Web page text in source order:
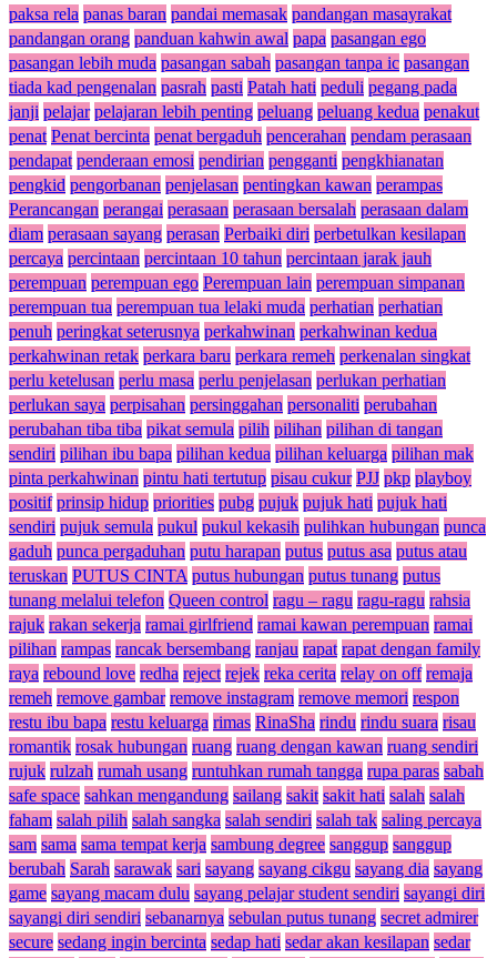
paksa rela panas baran pandai memasak pandangan masayrakat
pandangan orang panduan kahwin awal papa pasangan ego
pasangan lebih muda pasangan sabah pasangan tanpa ic pasangan
tiada kad pengenalan pasrah pasti Patah hati peduli pegang pada
janji pelajar pelajaran lebih penting peluang peluang kedua penakut
penat Penat bercinta penat bergaduh pencerahan pendam perasaan
pendapat penderaan emosi pendirian pengganti pengkhianatan
pengkid pengorbanan penjelasan pentingkan kawan perampas
Perancangan perangai perasaan perasaan bersalah perasaan dalam
diam perasaan sayang perasan Perbaiki diri perbetulkan kesilapan
percaya percintaan percintaan 10 tahun percintaan jarak jauh
perempuan perempuan ego Perempuan lain perempuan simpanan
perempuan tua perempuan tua lelaki muda perhatian perhatian
penuh peringkat seterusnya perkahwinan perkahwinan kedua
perkahwinan retak perkara baru perkara remeh perkenalan singkat
perlu ketelusan perlu masa perlu penjelasan perlukan perhatian
perlukan saya perpisahan persinggahan personaliti perubahan
perubahan tiba tiba pikat semula pilih pilihan pilihan di tangan
sendiri pilihan ibu bapa pilihan kedua pilihan keluarga pilihan mak
pinta perkahwinan pintu hati tertutup pisau cukur PJJ pkp playboy
positif prinsip hidup priorities pubg pujuk pujuk hati pujuk hati
sendiri pujuk semula pukul pukul kekasih pulihkan hubungan punca
gaduh punca pergaduhan putu harapan putus putus asa putus atau
teruskan PUTUS CINTA putus hubungan putus tunang putus
tunang melalui telefon Queen control ragu – ragu ragu-ragu rahsia
rajuk rakan sekerja ramai girlfriend ramai kawan perempuan ramai
pilihan rampas rancak bersembang ranjau rapat rapat dengan family
raya rebound love redha reject rejek reka cerita relay on off remaja
remeh remove gambar remove instagram remove memori respon
restu ibu bapa restu keluarga rimas RinaSha rindu rindu suara risau
romantik rosak hubungan ruang ruang dengan kawan ruang sendiri
rujuk rulzah rumah usang runtuhkan rumah tangga rupa paras sabah
safe space sahkan mengandung sailang sakit sakit hati salah salah
faham salah pilih salah sangka salah sendiri salah tak saling percaya
sam sama sama tempat kerja sambung degree sanggup sanggup
berubah Sarah sarawak sari sayang sayang cikgu sayang dia sayang
game sayang macam dulu sayang pelajar student sendiri sayangi diri
sayangi diri sendiri sebanarnya sebulan putus tunang secret admirer
secure sedang ingin bercinta sedap hati sedar akan kesilapan sedar